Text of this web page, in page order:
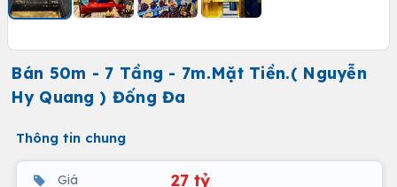
Bán 50m - 7 Tầng - 7m.Mặt Tiền.( Nguyễn
Hy Quang ) Đống Đa
Thông tin chung
Giá 27 tỷ